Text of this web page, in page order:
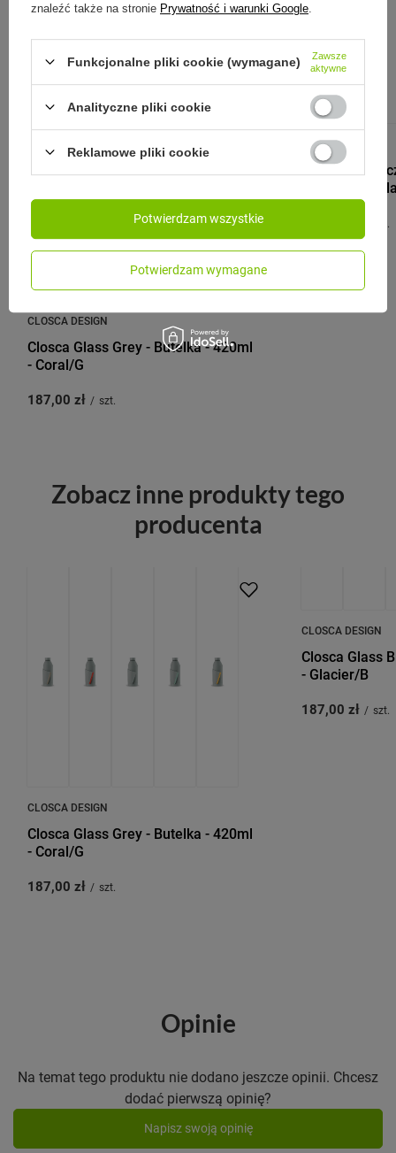
Zobacz również:
CLOSCA DESIGN
Closca Glass Grey - Butelka - 420ml
- Coral/G
187,00 zł / szt.
CLOSCA DESIGN
Butelka
600ml -
Zobacz inne produkty tego
producenta
CLOSCA DESIGN
Closca Glass Grey - Butelka - 420ml
- Coral/G
187,00 zł / szt.
CLOSCA DESIGN
Closca Glass
- Glacier/B
187,00 zł / szt.
Opinie
Na temat tego produktu nie dodano jeszcze opinii. Chcesz
dodać pierwszą opinię?
Napisz swoją opinię
znaleźć także na stronie Prywatność i warunki Google
Funkcjonalne pliki cookie (wymagane)
Zawsze
aktywne
Analityczne pliki cookie
Reklamowe pliki cookie
Potwierdzam wymagane
Potwierdzam wszystkie